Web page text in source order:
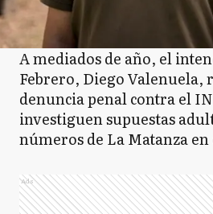
A mediados de año, el
Febrero, Diego Valenuela,
denuncia penal contra el
investiguen supuestas
números de La Matanza en
Ads